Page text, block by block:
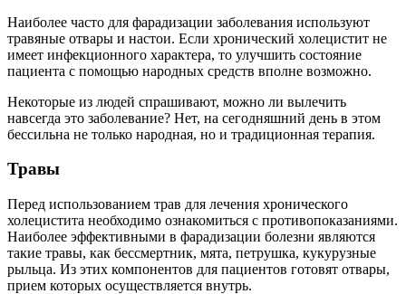
Наиболее часто для фарадизации заболевания используют
травяные отвары и настои. Если хронический холецистит не
имеет инфекционного характера, то улучшить состояние
пациента с помощью народных средств вполне возможно.
Некоторые из людей спрашивают, можно ли вылечить
навсегда это заболевание? Нет, на сегодняшний день в этом
бессильна не только народная, но и традиционная терапия.
Травы
Перед использованием трав для лечения хронического
холецистита необходимо ознакомиться с противопоказаниями.
Наиболее эффективными в фарадизации болезни являются
такие травы, как бессмертник, мята, петрушка, кукурузные
рыльца. Из этих компонентов для пациентов готовят отвары,
прием которых осуществляется внутрь.